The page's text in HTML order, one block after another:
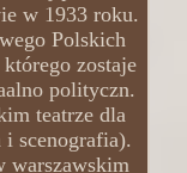
w 1933 roku.
Polskich
zostaje
polityczn.
teatrze dla
scenografia).
warszawskim